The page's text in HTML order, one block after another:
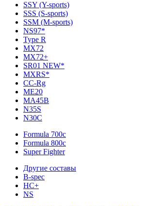
SSY (Y-sports)
SSS (S-sports)
SSM (M-sports)
NS97*
Type R
MX72
MX72+
SR01 NEW*
MXRS*
CC-Rg
ME20
MA45B
N35S
N30C
Formula 700c
Formula 800c
Super Fighter
Другие составы
B-spec
HC+
NS